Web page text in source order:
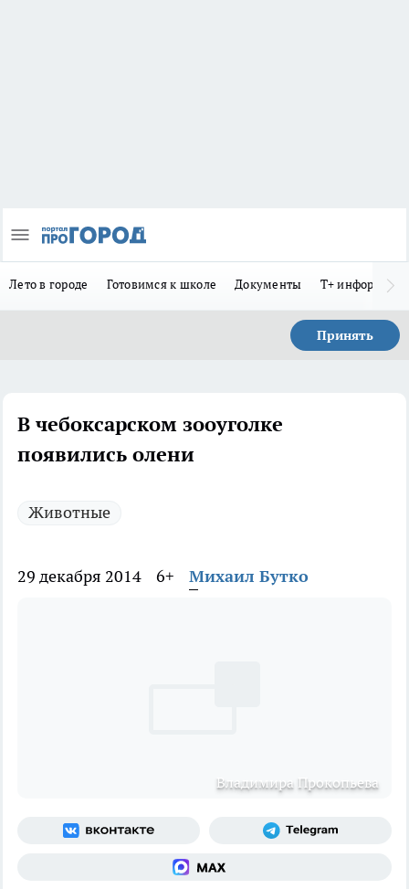
Лето в городе Готовимся к школе Документы Т+
Принять
В чебоксарском зооуголке
появились олени
Животные
29 декабря 2014 6+ Михаил Бутко
Владимира Прокопьева